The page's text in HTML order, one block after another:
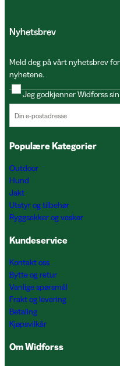
Nyhetsbrev
Meld deg på vårt nyhetsbrev
nyhetene.
Jeg godkjenner Widforss sin
Populære Kategorier
Outdoor
Hund
Jakt
Utstyr og tilbehør
Ryggsekker og vesker
Kundeservice
Kontakt oss
Bytte og retur
Vanlige spørsmål
Frakt og levering
Betaling
Kjøpsvilkår
Om Widforss